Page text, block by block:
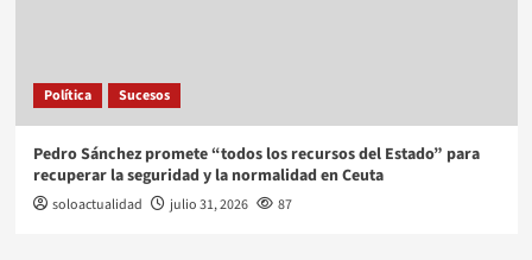
Política Sucesos
Pedro Sánchez promete “todos los recursos del Estado” para
recuperar la seguridad y la normalidad en Ceuta
soloactualidad julio 31, 2026 87